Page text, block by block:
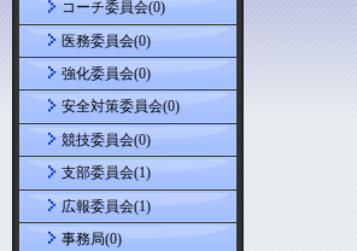
コーチ委員会(0)
医務委員会(0)
強化委員会(0)
安全対策委員会(0)
競技委員会(0)
支部委員会(1)
広報委員会(1)
事務局(0)